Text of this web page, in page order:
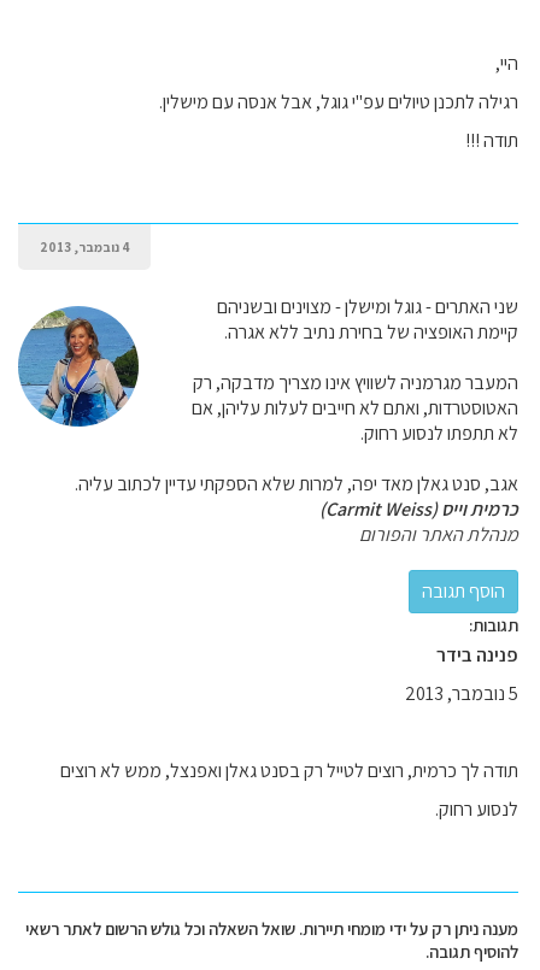
היי,
רגילה לתכנן טיולים עפ"י גוגל, אבל אנסה עם מישלין.
תודה !!!
4 נובמבר, 2013
שני האתרים - גוגל ומישלן - מצוינים ובשניהם
קיימת האופציה של בחירת נתיב ללא אגרה.
המעבר מגרמניה לשוויץ אינו מצריך מדבקה, רק
האטוסטרדות, ואתם לא חייבים לעלות עליהן, אם
לא תתפתו לנסוע רחוק.
אגב, סנט גאלן מאד יפה, למרות שלא הספקתי עדיין לכתוב עליה.
כרמית וייס (Carmit Weiss)
מנהלת האתר והפורום
תגובות:
פנינה בידר
5 נובמבר, 2013
תודה לך כרמית, רוצים לטייל רק בסנט גאלן ואפנצל, ממש לא רוצים
לנסוע רחוק.
מענה ניתן רק על ידי מומחי תיירות. שואל השאלה וכל גולש הרשום לאתר רשאי
להוסיף תגובה.